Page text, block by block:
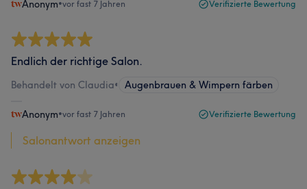
Anonym•vor fast 7 Jahren Verifizierte Bewertung
Endlich der richtige Salon.
Behandelt von Claudia• Augenbrauen & Wimpern färben
Anonym•vor fast 7 Jahren Verifizierte Bewertung
Salonantwort anzeigen